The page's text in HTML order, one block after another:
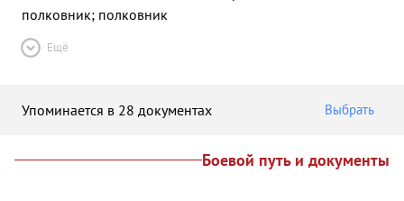
полковник; полковник
Ещё
Упоминается в 28 документах Выбрать
Боевой путь и документы